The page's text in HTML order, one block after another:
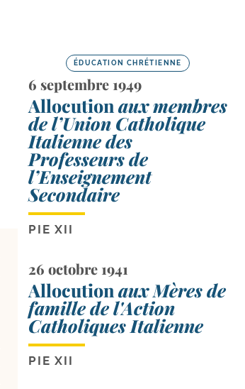
ÉDUCATION CHRÉTIENNE
6 septembre 1949
Allocution aux membres
de l’Union Catholique
Italienne des
Professeurs de
l’Enseignement
Secondaire
PIE XII
26 octobre 1941
Allocution aux Mères de
famille de l'Action
Catholiques Italienne
PIE XII